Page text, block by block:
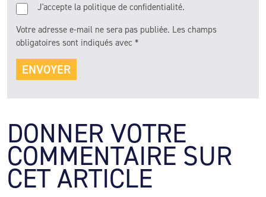
Votre adresse e-mail ne sera pas publiée. Les champs
obligatoires sont indiqués avec *
J'accepte la politique de confidentialité.
DONNER VOTRE
COMMENTAIRE SUR
CET ARTICLE